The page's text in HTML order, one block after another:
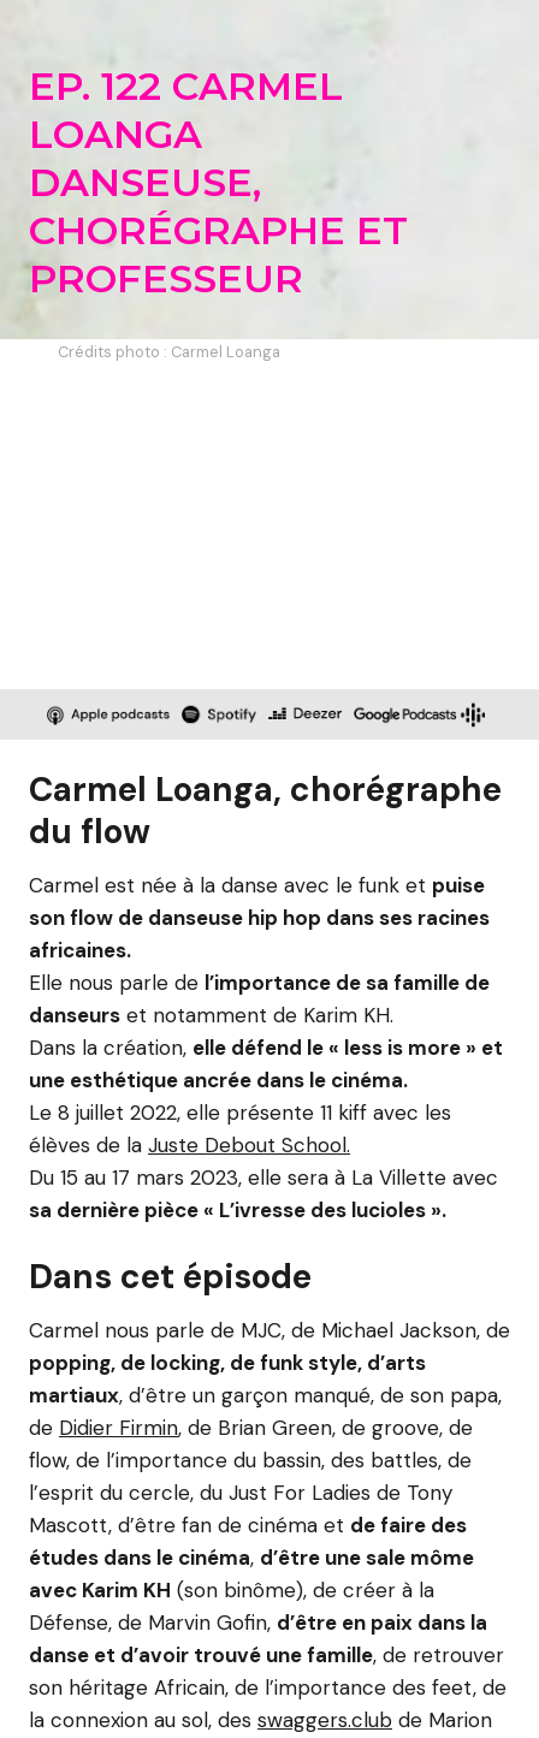
EP. 122 CARMEL
LOANGA
DANSEUSE,
CHORÉGRAPHE ET
PROFESSEUR
Crédits photo : Carmel Loanga
Carmel Loanga, chorégraphe
du flow
Carmel est née à la danse avec le funk et puise
son flow de danseuse hip hop dans ses racines
africaines.
Elle nous parle de l’importance de sa famille de
danseurs et notamment de Karim KH.
Dans la création, elle défend le « less is more » et
une esthétique ancrée dans le cinéma.
Le 8 juillet 2022, elle présente 11 kiff avec les
élèves de la Juste Debout School.
Du 15 au 17 mars 2023, elle sera à La Villette avec
sa dernière pièce « L’ivresse des lucioles ».
Dans cet épisode
Carmel nous parle de MJC, de Michael Jackson, de
popping, de locking, de funk style, d’arts
martiaux, d’être un garçon manqué, de son papa,
de Didier Firmin, de Brian Green, de groove, de
flow, de l’importance du bassin, des battles, de
l’esprit du cercle, du Just For Ladies de Tony
Mascott, d’être fan de cinéma et de faire des
études dans le cinéma, d’être une sale môme
avec Karim KH (son binôme), de créer à la
Défense, de Marvin Gofin, d’être en paix dans la
danse et d’avoir trouvé une famille, de retrouver
son héritage Africain, de l’importance des feet, de
la connexion au sol, des swaggers.club de Marion